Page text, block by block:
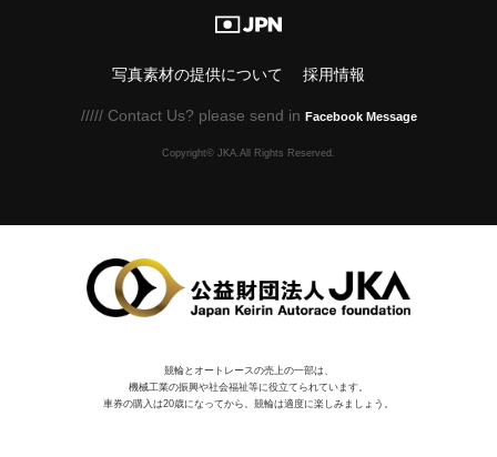
写真素材の提供について 採用情報
///// Contact Us? please send in Facebook Message
Copyright© JKA.All Rights Reserved.
競輪とオートレースの売上の一部は、
機械⼯業の振興や社会福祉等に役⽴てられています。
車券の購入は20歳になってから。競輪は適度に楽しみましょう。